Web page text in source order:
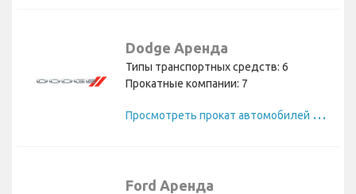
Dodge Аренда
Типы транспортных средств: 6
Прокатные компании: 7
П
росмотреть прокат автомобилей Dodge
Ford Аренда